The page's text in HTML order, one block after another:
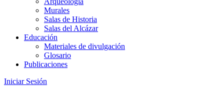
Murales
Salas de Historia
Salas del Alcázar
Educación
Materiales de divulgación
Glosario
Publicaciones
Iniciar Sesión